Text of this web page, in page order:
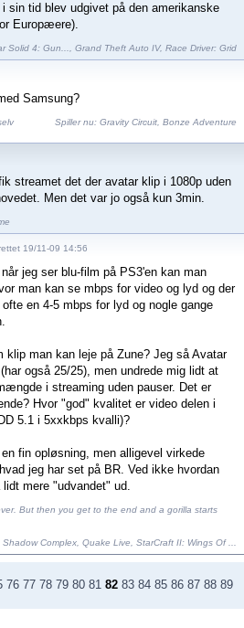
sin tid blev udgivet på den amerikanske
Europæere).
Solid 4: Gun... Grand Theft Auto IV, Race Driver: Grid
Samsung?
Spiller nu: Gravity Circuit Bonze Adventure
streamet det der avatar klip i 1080p uden
Men det var jo også kun 3min.
19/11-09 14:56
jeg ser blu-film på PS3'en kan man
man kan se mbps for video og lyd og der
en 4-5 mbps for lyd og nogle gange
klip man kan leje på Zune? Jeg så Avatar
også 25/25), men undrede mig lidt at
i streaming uden pauser. Det er
Hvor "god" kvalitet er video delen i
5.1 i 5xxkbps kvalli)?
fin opløsning, men alligevel virkede
jeg har set på BR. Ved ikke hvordan
mere "udvandet" ud.
But then you get to the end and a gorilla starts
Shadow Complex Quake Live StarCraft II: Wings Of ...
76 77 78 79 80 81 82 83 84 85 86 87 88 89